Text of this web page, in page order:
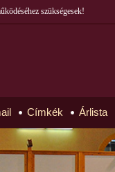
szükségesek!
Címkék Árlista